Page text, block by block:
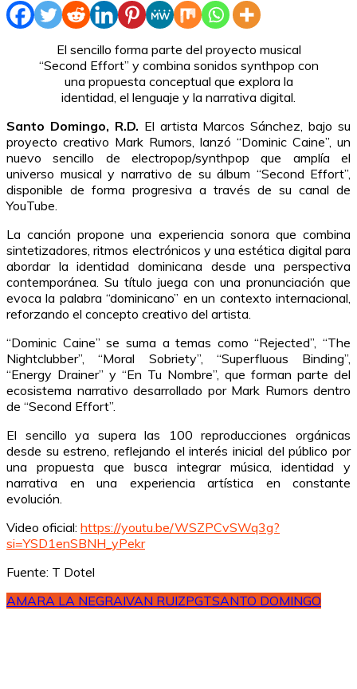
El sencillo forma parte del proyecto musical
“Second Effort” y combina sonidos synthpop con
una propuesta conceptual que explora la
identidad, el lenguaje y la narrativa digital.
Santo Domingo, R.D. El artista Marcos Sánchez, bajo su
proyecto creativo Mark Rumors, lanzó “Dominic Caine”, un
nuevo sencillo de electropop/synthpop que amplía el
universo musical y narrativo de su álbum “Second Effort”,
disponible de forma progresiva a través de su canal de
YouTube.
La canción propone una experiencia sonora que combina
sintetizadores, ritmos electrónicos y una estética digital para
abordar la identidad dominicana desde una perspectiva
contemporánea. Su título juega con una pronunciación que
evoca la palabra “dominicano” en un contexto internacional,
reforzando el concepto creativo del artista.
“Dominic Caine” se suma a temas como “Rejected”, “The
Nightclubber”, “Moral Sobriety”, “Superfluous Binding”,
“Energy Drainer” y “En Tu Nombre”, que forman parte del
ecosistema narrativo desarrollado por Mark Rumors dentro
de “Second Effort”.
El sencillo ya supera las 100 reproducciones orgánicas
desde su estreno, reflejando el interés inicial del público por
una propuesta que busca integrar música, identidad y
narrativa en una experiencia artística en constante
evolución.
Video oficial: https://youtu.be/WSZPCvSWq3g?
si=YSD1enSBNH_yPekr
Fuente: T Dotel
AMARA LA NEGRAIVAN RUIZPGTSANTO DOMINGO